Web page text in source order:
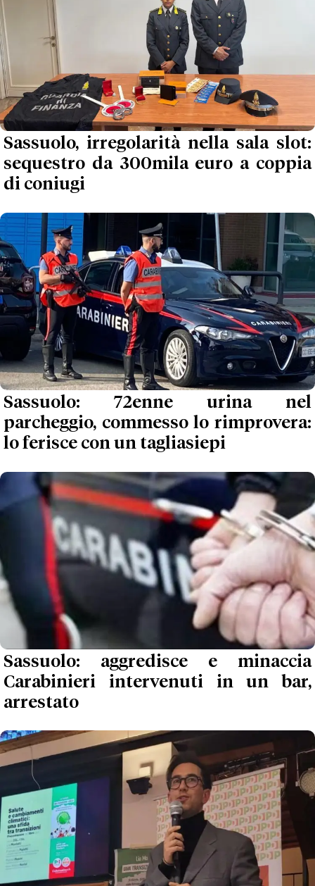
Sassuolo, irregolarità nella sala slot:
sequestro da 300mila euro a coppia
di coniugi
Sassuolo: 72enne urina nel
parcheggio, commesso lo rimprovera:
lo ferisce con un tagliasiepi
Sassuolo: aggredisce e minaccia
Carabinieri intervenuti in un bar,
arrestato